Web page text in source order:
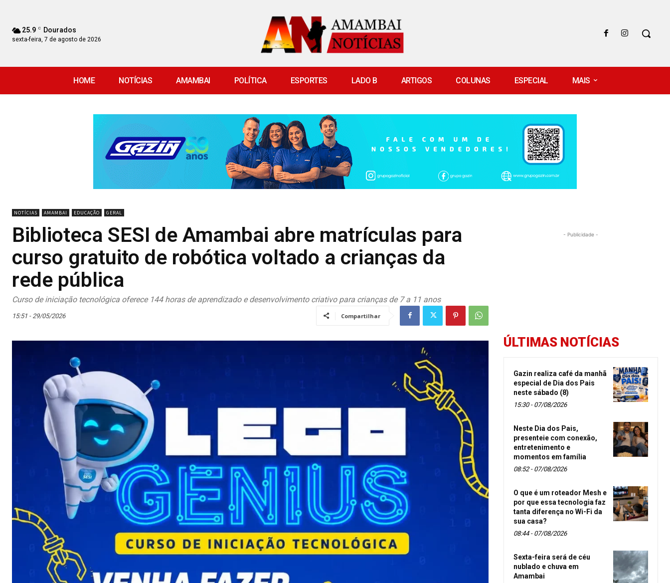
25.9 C Dourados
sexta-feira, 7 de agosto de 2026
HOME NOTÍCIAS AMAMBAI POLÍTICA ESPORTES LADO B ARTIGOS COLUNAS ESPECIAL MAIS
NOTÍCIAS AMAMBAI EDUCAÇÃO GERAL
Biblioteca SESI de Amambai abre matrículas para
curso gratuito de robótica voltado a crianças da
rede pública
Curso de iniciação tecnológica oferece 144 horas de aprendizado e desenvolvimento criativo para crianças de 7 a 11 anos
15:51 - 29/05/2026 Compartilhar
- Publicidade -
ÚLTIMAS NOTÍCIAS
Gazin realiza café da manhã
especial de Dia dos Pais
neste sábado (8)
15:30 - 07/08/2026
Neste Dia dos Pais,
presenteie com conexão,
entretenimento e
momentos em família
08:52 - 07/08/2026
O que é um roteador Mesh e
por que essa tecnologia faz
tanta diferença no Wi-Fi da
sua casa?
08:44 - 07/08/2026
Sexta-feira será de céu
nublado e chuva em
Amambai